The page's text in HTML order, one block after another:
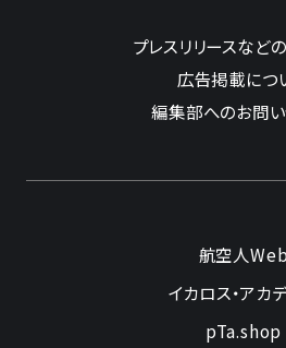
プレスリリースなど
広告掲載につ
編集部へのお問
航空人Web
イカロス・アカ
pTa.shop